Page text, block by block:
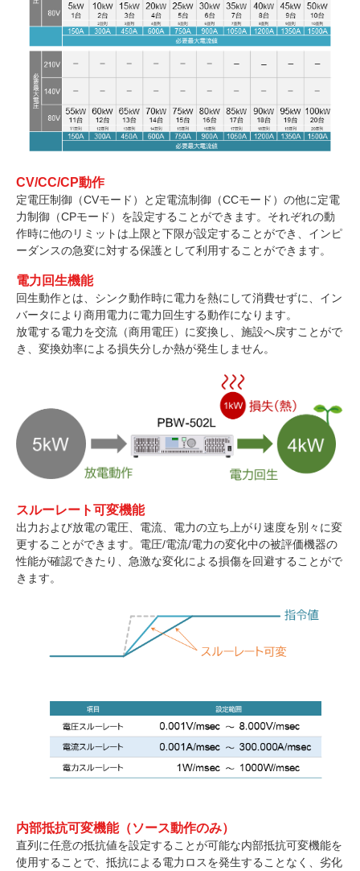
CV/CC/CP動作
定電圧制御（CVモード）と定電流制御（CCモード）の他に定電
力制御（CPモード）を設定することができます。それぞれの動
作時に他のリミットは上限と下限が設定することができ、インピ
ーダンスの急変に対する保護として利用することができます。
電力回生機能
回生動作とは、シンク動作時に電力を熱にして消費せずに、イン
バータにより商用電力に電力回生する動作になります。
放電する電力を交流（商用電圧）に変換し、施設へ戻すことがで
き、変換効率による損失分しか熱が発生しません。
スルーレート可変機能
出力および放電の電圧、電流、電力の立ち上がり速度を別々に変
更することができます。電圧/電流/電力の変化中の被評価機器の
性能が確認できたり、急激な変化による損傷を回避することがで
きます。
内部抵抗可変機能（ソース動作のみ）
直列に任意の抵抗値を設定することが可能な内部抵抗可変機能を
使用することで、抵抗による電力ロスを発生することなく、劣化